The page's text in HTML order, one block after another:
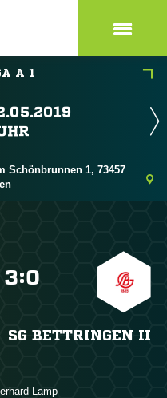
A 1
Schönbrunnen 1, 73457
:
SG BETTRINGEN II
